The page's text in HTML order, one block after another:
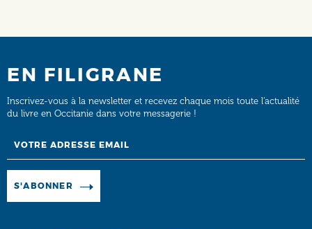
EN FILIGRANE
Inscrivez-vous à la newsletter et recevez chaque mois toute l’actualité
du livre en Occitanie dans votre messagerie !
S'ABONNER